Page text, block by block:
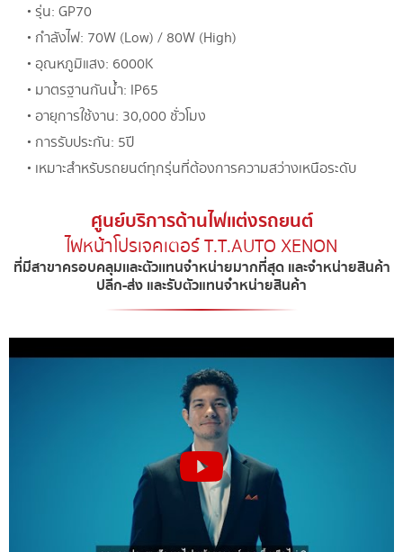
• รุ่น: GP70
• กำลังไฟ: 70W (Low) / 80W (High)
• อุณหภูมิแสง: 6000K
• มาตรฐานกันน้ำ: IP65
• อายุการใช้งาน: 30,000 ชั่วโมง
• การรับประกัน: 5 ปี
• เหมาะสำหรับรถยนต์ทุกรุ่นที่ต้องการความสว่างเหนือระดับ
ศูนย์บริการด้านไฟเเต่งรถยนต์
ไฟหน้าโปรเจคเตอร์ T.T.AUTO XENON​
ที่มีสาขาครอบคลุมเเละตัวเเทนจำหน่ายมากที่สุด และจำหน่ายสินค้า
ปลีก-ส่ง และรับตัวแทนจำหน่ายสินค้า